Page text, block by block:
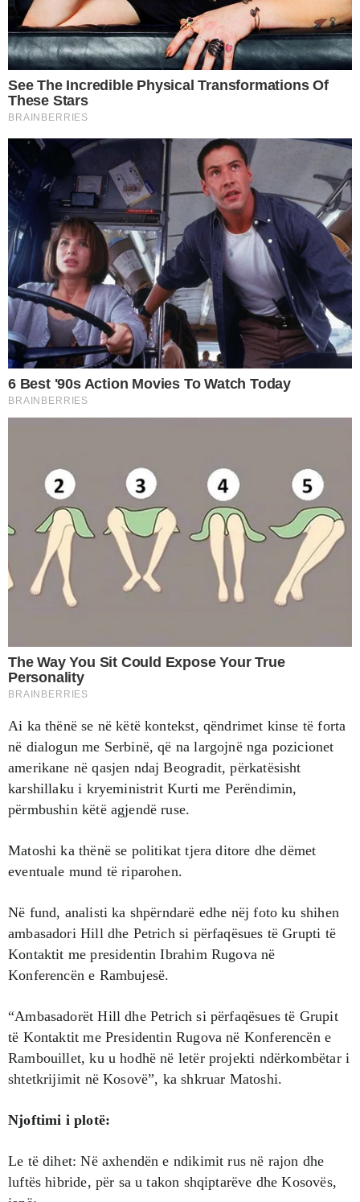
Ai ka thënë se në këtë kontekst, qëndrimet kinse të forta
në dialogun me Serbinë, që na largojnë nga pozicionet
amerikane në qasjen ndaj Beogradit, përkatësisht
karshillaku i kryeministrit Kurti me Perëndimin,
përmbushin këtë agjendë ruse.
Matoshi ka thënë se politikat tjera ditore dhe dëmet
eventuale mund të riparohen.
Në fund, analisti ka shpërndarë edhe nëj foto ku shihen
ambasadori Hill dhe Petrich si përfaqësues të Grupti të
Kontaktit me presidentin Ibrahim Rugova në
Konferencën e Rambujesë.
“Ambasadorët Hill dhe Petrich si përfaqësues të Grupit
të Kontaktit me Presidentin Rugova në Konferencën e
Rambouillet, ku u hodhë në letër projekti ndërkombëtar i
shtetkrijimit në Kosovë”, ka shkruar Matoshi.
Njoftimi i plotë:
Le të dihet: Në axhendën e ndikimit rus në rajon dhe
luftës hibride, për sa u takon shqiptarëve dhe Kosovës,